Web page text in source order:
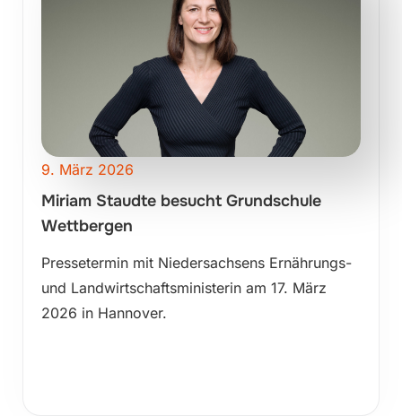
9. März 2026
Miriam Staudte besucht Grundschule
Wettbergen
Pressetermin mit Niedersachsens Ernährungs-
und Landwirtschaftsministerin am 17. März
2026 in Hannover.